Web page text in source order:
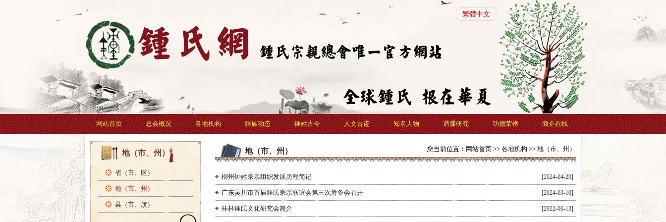
繁體中文
网站首页 总会概况 各地机构 鍾族动态 鍾姓古今 人文古迹 知名人物 谱牒研究 功德荣榜 商企在线
地（市、州）
省（市、区）
地（市、州）
县（市、旗）
地（市、州） 您当前位置： 网站首页>> 各地机构 >> 地（市、州）
[2024-04-29]
柳州钟姓宗亲组织发展历程简记
[2024-03-10]
广东吴川市首届鍾氏宗亲联谊会第三次筹备会召开
[2022-06-13]
桂林鍾氏文化研究会简介